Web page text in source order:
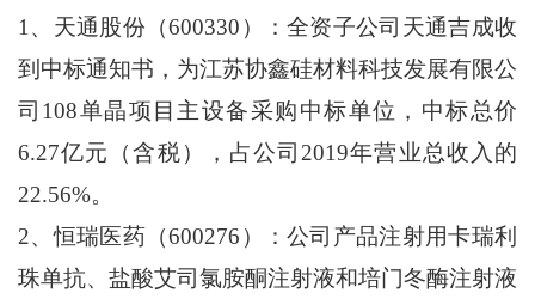
1、天通股份（600330）：全资子公司天通吉成收
到中标通知书，为江苏协鑫硅材料科技发展有限公
司108单晶项目主设备采购中标单位，中标总价
6.27亿元（含税），占公司2019年营业总收入的
22.56%。
2、恒瑞医药（600276）：公司产品注射用卡瑞利
珠单抗、盐酸艾司氯胺酮注射液和培门冬酶注射液